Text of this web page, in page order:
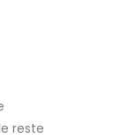
reste